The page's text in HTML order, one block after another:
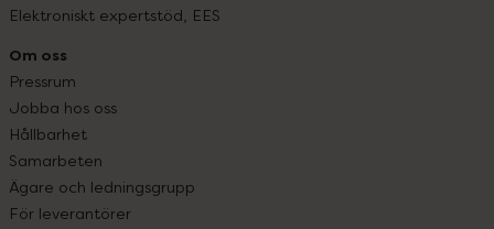
Elektroniskt expertstöd, EES
Om oss
Pressrum
Jobba hos oss
Hållbarhet
Samarbeten
Ägare och ledningsgrupp
För leverantörer